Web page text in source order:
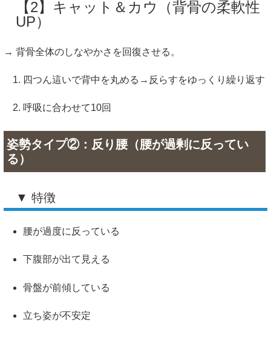
【2】キャット＆カウ（背骨の柔軟性
UP）
→ 背骨全体のしなやかさを回復させる。
四つん這いで背中を丸める→反らすをゆっくり繰り返す
呼吸に合わせて10回
姿勢タイプ②：反り腰（腰が過剰に反ってい
る）
▼ 特徴
腰が過度に反っている
下腹部が出て見える
骨盤が前傾している
立ち姿が不安定